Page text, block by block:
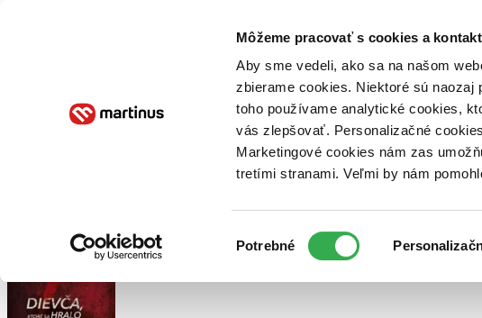
Môžeme pracovať s cookies a
Aby sme vedeli, ako sa na našom
zbierame cookies. Niektoré sú naozaj
toho používame analytické cookies,
vás zlepšovať. Personalizačné
Marketingové cookies nám zas
tretími stranami. Veľmi by nám
súhlasu
Potrebné
Poukážky Kontakt